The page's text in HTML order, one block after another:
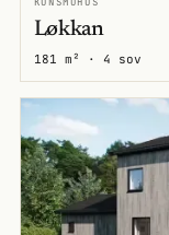
Løkkan
181 m² · 4 sov